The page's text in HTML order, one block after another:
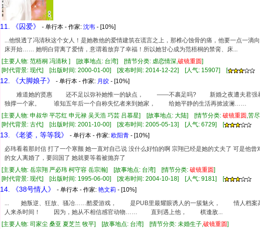
11. 《囚爱》 - 单行本 - 作家: 沈韦 - [10%]
...他恨透了冯清秋这个女人！是她教他的爱情建筑在谎言之上，那椎心蚀骨的痛，他要一点一滴
床开始…… 她明白背离了爱情，意谓着放弃了幸福！所以她甘心成为范梧桐的禁脔、床...
[主要人物: 范梧桐 冯清秋 ] [故事地点: 台湾] [情节分类: 虐恋情深,破镜重圆]
[时代背景: 现代] [出版时间: 2000-01-00] [发布时间: 2014-12-22] [人气: 15907] [
12. 《大脚娘子》 - 单行本 - 作家: 月皎 - [10%]
难道她的贤惠 还不足以弥补她惟一的缺点， ——不裹足吗? 新婚之夜遭夫君
独撑一个家。 谁知五年后一个自称失忆者来到她家， 给她平静的生活再掀波澜……
[主要人物: 申叔华 平芯红 申元禄 吴天浩 巧芸 吕慕星] [故事地点: 大陆] [情节分类: 破镜重圆 ,苦
[时代背景: 古代] [出版时间: 2001-10-00] [发布时间: 2005-05-13] [人气: 6729] [
13. 《老婆，等等我》 - 单行本 - 作家: 欧阳青 - [10%]
必玮看着那封信 打了一个寒颤 她一直对自己说 没什么好怕的啊 宗翔已经是她的丈夫了 可是他
的女人离婚了，要回国了 她就要等着被抛弃了
[主要人物: 岳宗翔 严必玮 柯守容 岳宗瀚] [故事地点: 台湾] [情节分类: 破镜重圆]
[时代背景: 现代] [出版时间: 1995-06-00] [发布时间: 2004-10-18] [人气: 9181] [
14. 《38号情人》 - 单行本 - 作家: 艳文莉 - [10%]
... 她叛逆、狂放、骚冶……酷爱游戏， 是PUB里最耀眼诱人的一簇魅火， 情人档
人来杀时间！ 因为，她从不相信感官动物…… 直到遇上他， 棋逢敌...
[主要人物: 司家尘 桑亚 夏芝兰 牧平] [故事地点: 台湾] [情节分类: 未婚生子,破镜重圆]